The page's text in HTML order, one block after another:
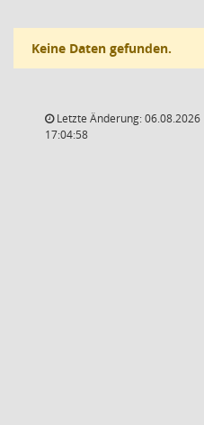
Keine Daten gefunden.
Letzte Änderung: 06.08.2026
17:04:58